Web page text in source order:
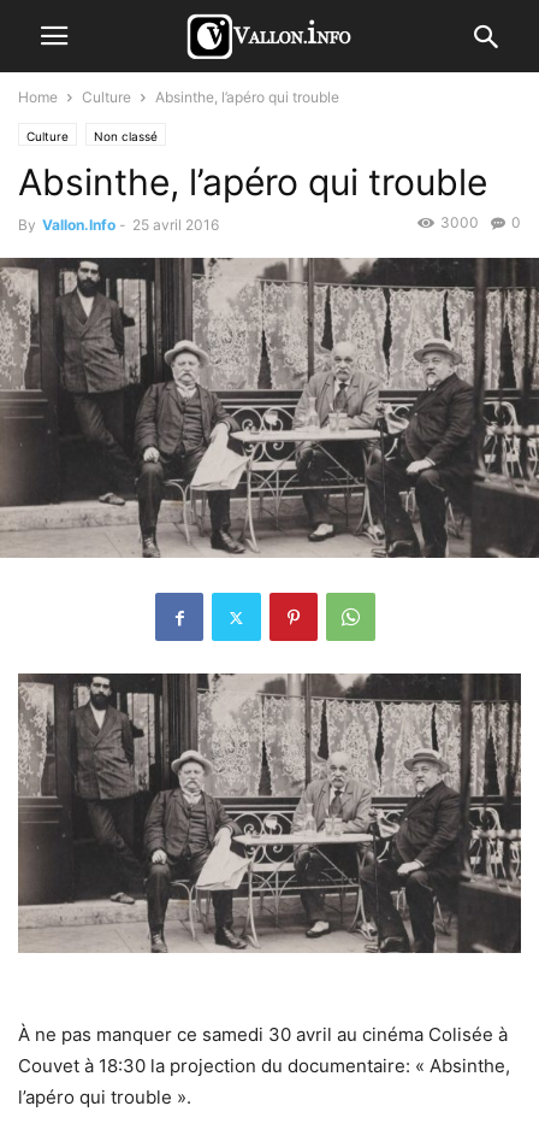
Home Culture Absinthe, l’apéro qui trouble
Culture Non classé
Absinthe, l’apéro qui trouble
By Vallon.Info - 25 avril 2016 0
3000
À ne pas manquer ce samedi 30 avril au cinéma Colisée à
Couvet à 18:30 la projection du documentaire: « Absinthe,
l’apéro qui trouble ».